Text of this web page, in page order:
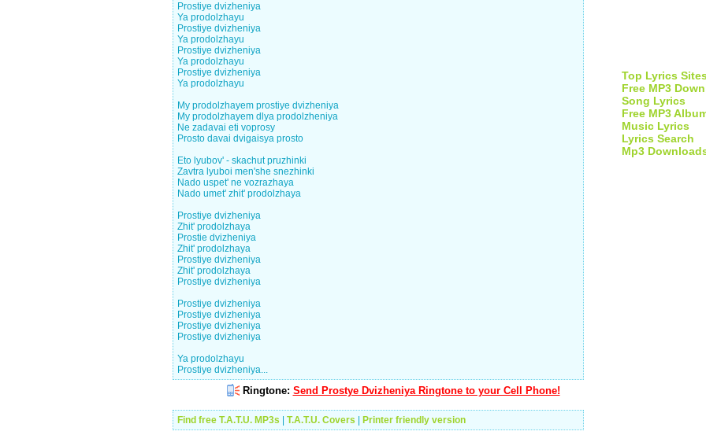
Prostiye dvizheniya
Ya prodolzhayu
Prostiye dvizheniya
Ya prodolzhayu
Prostiye dvizheniya
Ya prodolzhayu
Prostiye dvizheniya
Ya prodolzhayu
My prodolzhayem prostiye dvizheniya
My prodolzhayem dlya prodolzheniya
Ne zadavai eti voprosy
Prosto davai dvigaisya prosto
Eto lyubov' - skachut pruzhinki
Zavtra lyuboi men'she snezhinki
Nado uspet' ne vozrazhaya
Nado umet' zhit' prodolzhaya
Prostiye dvizheniya
Zhit' prodolzhaya
Prostie dvizheniya
Zhit' prodolzhaya
Prostiye dvizheniya
Zhit' prodolzhaya
Prostiye dvizheniya
Prostiye dvizheniya
Prostiye dvizheniya
Prostiye dvizheniya
Prostiye dvizheniya
Ya prodolzhayu
Prostiye dvizheniya...
Ringtone: Send Prostye Dvizheniya Ringtone to your Cell Phone!
Find free T.A.T.U. MP3s T.A.T.U. Covers Printer friendly version
Top Lyrics
Free MP3
Song Lyrics
Free MP3
Music Lyrics
Lyrics Search
Mp3